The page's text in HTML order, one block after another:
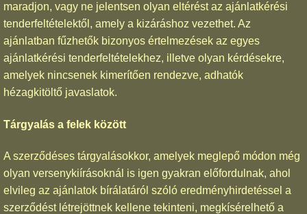
maradjon, vagy ne jelentsen olyan eltérést az ajánlatkérési
tenderfeltételektől, amely a kizáráshoz vezethet. Az
ajánlatban fűzhetők bizonyos értelmezések az egyes
ajánlatkérési tenderfeltételekhez, illetve olyan kérdésekre,
amelyek nincsenek kimerítően rendezve, adhatók
hézagkitöltő javaslatok.
Tárgyalás a felek között
A szerződéses tárgyalásokkor, amelyek meglepő módon még
olyan versenykiírásoknál is igen gyakran előfordulnak, ahol
elvileg az ajánlatok bírálatáról szóló eredményhirdetéssel a
szerződést létrejöttnek kellene tekinteni, megkísérelhető a